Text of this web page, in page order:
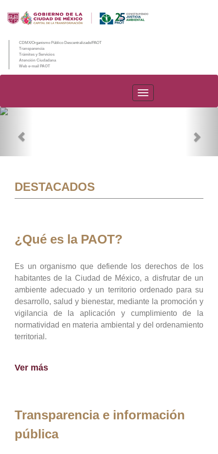
CDMX/Organismo Público Descentralizado/PAOT
Transparencia
Trámites y Servicios
Atención Ciudadana
Web e-mail PAOT
PAOT
DESTACADOS
¿Qué es la PAOT?
Es un organismo que defiende los derechos de los
habitantes de la Ciudad de México, a disfrutar de un
ambiente adecuado y un territorio ordenado para su
desarrollo, salud y bienestar, mediante la promoción y
vigilancia de la aplicación y cumplimiento de la
normatividad en materia ambiental y del ordenamiento
territorial.
Ver más
Transparencia e información
pública